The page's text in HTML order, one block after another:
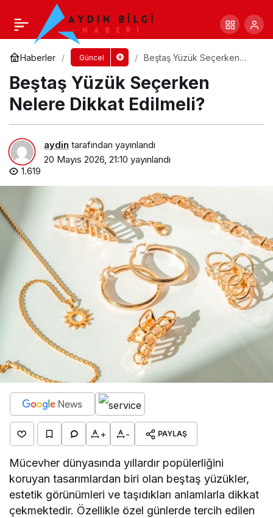
Haberler Güncel
Beştaş Yüzük Seçerken
Beştaş Yüzük Seçerken
Nelere Dikkat Edilmeli?
aydin tarafından yayınlandı
20 Mayıs 2026, 21:10 yayınlandı
1.619
+ - PAYLAŞ
Mücevher dünyasında yıllardır popülerliğini
koruyan tasarımlardan biri olan beştaş yüzükler,
estetik görünümleri ve taşıdıkları anlamlarla dikkat
çekmektedir. Özellikle özel günlerde tercih edilen
Şehir Ulaşımında Taksinin Günlük Yaşama
Katkısı Paylaş